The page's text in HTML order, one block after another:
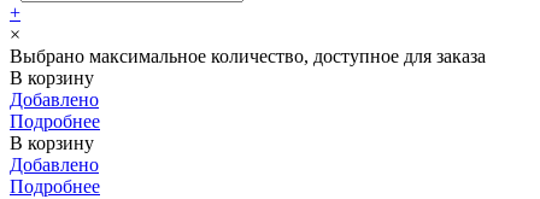
+
×
Выбрано максимальное количество, доступное для заказа
В корзину
Добавлено
Подробнее
В корзину
Добавлено
Подробнее